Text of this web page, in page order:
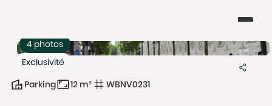
Exclusivité
4 photos
Parking 12 m² WBNV0231